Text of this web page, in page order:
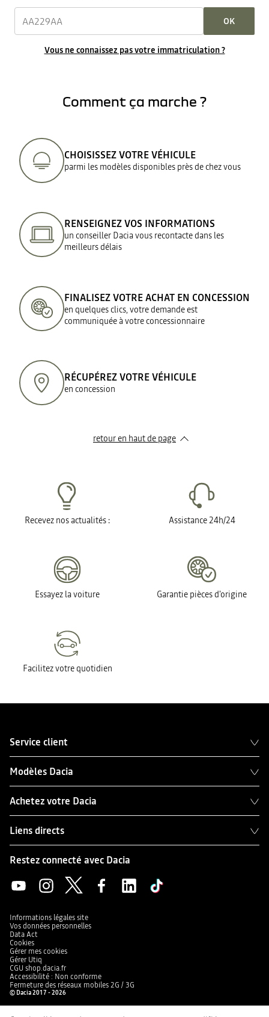
OK
Vous ne connaissez pas votre immatriculation ?
Comment ça marche ?
CHOISISSEZ VOTRE VÉHICULE
parmi les modèles disponibles près de chez vous
RENSEIGNEZ VOS INFORMATIONS
un conseiller Dacia vous recontacte dans les
meilleurs délais
FINALISEZ VOTRE ACHAT EN CONCESSION
en quelques clics, votre demande est
communiquée à votre concessionnaire
RÉCUPÉREZ VOTRE VÉHICULE
en concession
retour en haut de page​
Recevez nos actualités : Assistance 24h/24
Essayez la voiture Garantie pièces d'origine
Facilitez votre quotidien
Service client
Modèles Dacia
Achetez votre Dacia
Liens directs
Restez connecté avec Dacia
Informations légales site
Vos données personnelles
Data Act
Cookies
Gérer mes cookies
Gérer Utiq
CGU shop.dacia.fr
Accessibilité : Non conforme
Fermeture des réseaux mobiles 2G / 3G
© Dacia 2017 - 2026